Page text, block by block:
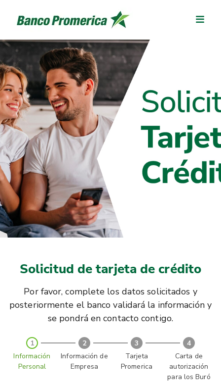
Solicitud de tarjeta de crédito
Por favor, complete los datos solicitados y
posteriormente el banco validará la información y
se pondrá en contacto contigo.
1
Información
Personal
2
Información de
Empresa
3
Tarjeta
Promerica
4
Carta de
autorización
para los Buró